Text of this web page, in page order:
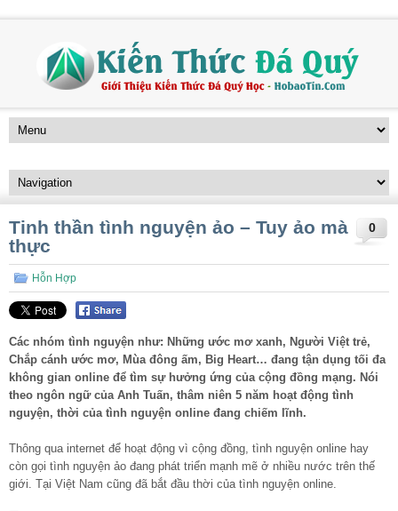
0
Tinh thần tình nguyện ảo – Tuy ảo mà
thực
Hỗn Hợp
Các nhóm tình nguyện như: Những ước mơ xanh, Người Việt trẻ,
Chắp cánh ước mơ, Mùa đông ấm, Big Heart… đang tận dụng tối đa
không gian online để tìm sự hưởng ứng của cộng đồng mạng. Nói
theo ngôn ngữ của Anh Tuấn, thâm niên 5 năm hoạt động tình
nguyện, thời của tình nguyện online đang chiếm lĩnh.
Thông qua internet để hoạt động vì cộng đồng, tình nguyện online hay
còn gọi tình nguyện ảo đang phát triển mạnh mẽ ở nhiều nước trên thế
giới. Tại Việt Nam cũng đã bắt đầu thời của tình nguyện online.